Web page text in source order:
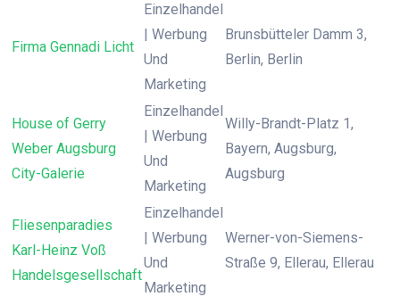
Firma Gennadi Licht
Einzelhandel
| Werbung
Und
Marketing
Brunsbütteler Damm 3,
Berlin, Berlin
House of Gerry
Weber Augsburg
City-Galerie
Einzelhandel
| Werbung
Und
Marketing
Willy-Brandt-Platz 1,
Bayern, Augsburg,
Augsburg
Fliesenparadies
Karl-Heinz Voß
Handelsgesellschaft
Einzelhandel
| Werbung
Und
Marketing
Werner-von-Siemens-
Straße 9, Ellerau, Ellerau